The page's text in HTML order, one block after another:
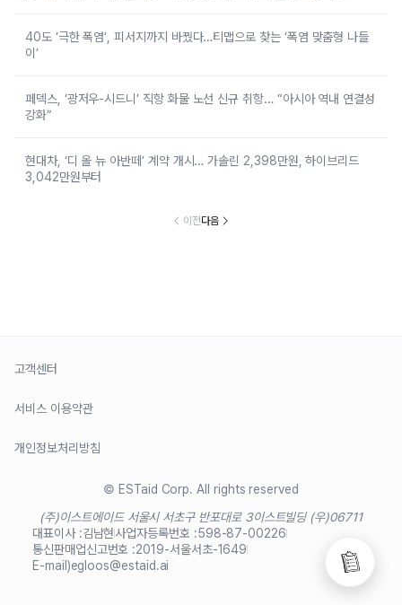
40도 ‘극한 폭염’, 피서지까지 바꿨다…티맵으로 찾는 ‘폭염 맞춤형 나들
이’
페덱스, ‘광저우-시드니’ 직항 화물 노선 신규 취항… “아시아 역내 연결성
강화”
현대차, ‘디 올 뉴 아반떼’ 계약 개시… 가솔린 2,398만원, 하이브리드
3,042만원부터
이전다음
고객센터
서비스 이용약관
개인정보처리방침
© ESTaid Corp. All rights reserved
(주)이스트에이드 서울시 서초구 반포대로 3이스트빌딩 (우)06711
대표이사 :김남현사업자등록번호 :598-87-00226
통신판매업신고번호 :2019-서울서초-1649
E-mail)egloos@estaid.ai